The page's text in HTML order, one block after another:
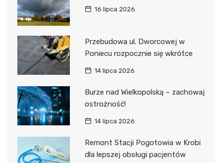
16 lipca 2026
Przebudowa ul. Dworcowej w
Poniecu rozpocznie się wkrótce
14 lipca 2026
Burze nad Wielkopolską – zachowaj
ostrożność!
14 lipca 2026
Remont Stacji Pogotowia w Krobi
dla lepszej obsługi pacjentów